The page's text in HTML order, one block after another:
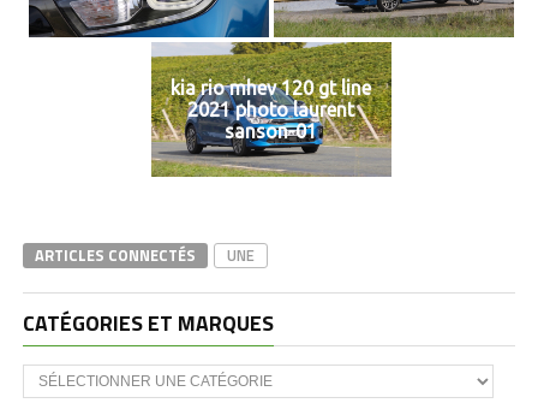
kia rio mhev 120 gt line
2021 photo laurent
sanson-01
ARTICLES CONNECTÉS UNE
CATÉGORIES ET MARQUES
Catégories
et